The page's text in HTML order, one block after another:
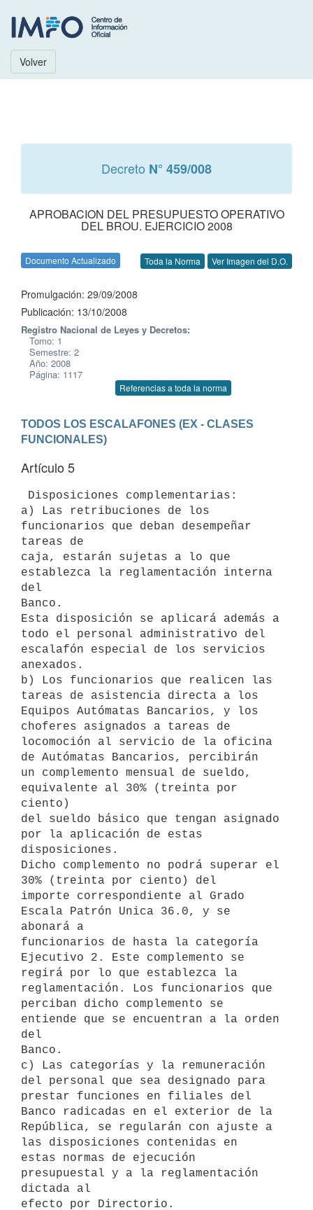
Volver
Decreto N° 459/008
APROBACION DEL PRESUPUESTO OPERATIVO
DEL BROU. EJERCICIO 2008
Documento Actualizado Toda la Norma Ver Imagen del D.O.
Promulgación: 29/09/2008
Publicación: 13/10/2008
Registro Nacional de Leyes y Decretos:
Tomo: 1
Semestre: 2
Año: 2008
Página: 1117
Referencias a toda la norma
TODOS LOS ESCALAFONES (EX - CLASES
FUNCIONALES)
Artículo 5
a) Las retribuciones de los
funcionarios que deban desempeñar
tareas de
caja, estarán sujetas a lo que
establezca la reglamentación interna
del
Banco.
Esta disposición se aplicará además a
todo el personal administrativo del
escalafón especial de los servicios
anexados.
b) Los funcionarios que realicen las
tareas de asistencia directa a los
Equipos Autómatas Bancarios, y los
choferes asignados a tareas de
locomoción al servicio de la oficina
de Autómatas Bancarios, percibirán
un complemento mensual de sueldo,
equivalente al 30% (treinta por
ciento)
del sueldo básico que tengan asignado
por la aplicación de estas
disposiciones.
Dicho complemento no podrá superar el
30% (treinta por ciento) del
importe correspondiente al Grado
Escala Patrón Unica 36.0, y se
abonará a
funcionarios de hasta la categoría
Ejecutivo 2. Este complemento se
regirá por lo que establezca la
reglamentación. Los funcionarios que
perciban dicho complemento se
entiende que se encuentran a la orden
del
Banco.
c) Las categorías y la remuneración
del personal que sea designado para
prestar funciones en filiales del
Banco radicadas en el exterior de la
República, se regularán con ajuste a
las disposiciones contenidas en
estas normas de ejecución
presupuestal y a la reglamentación
dictada al
efecto por Directorio.